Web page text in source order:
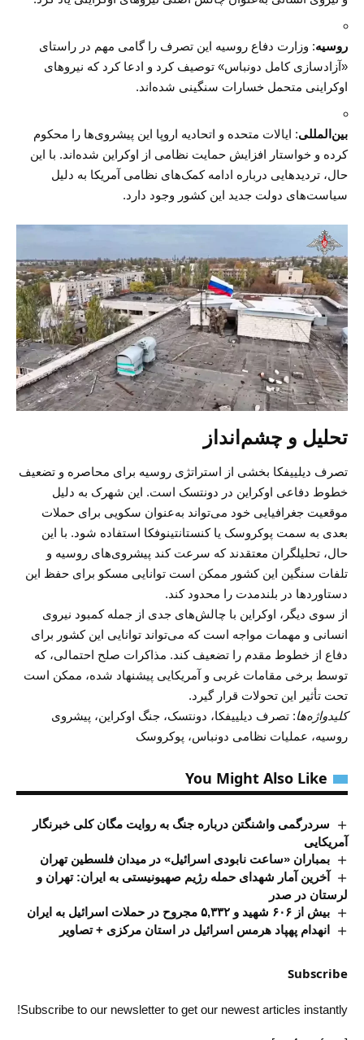
روسیه: وزارت دفاع روسیه این تصرف را گامی مهم در راستای
«آزادسازی کامل دونباس» توصیف کرد و ادعا کرد که نیروهای
اوکراینی متحمل خسارات سنگینی شده‌اند.
بین‌المللی: ایالات متحده و اتحادیه اروپا این پیشروی‌ها را محکوم
کرده و خواستار افزایش حمایت نظامی از اوکراین شده‌اند. با این
حال، تردیدهایی درباره ادامه کمک‌های نظامی آمریکا به دلیل
سیاست‌های دولت جدید این کشور وجود دارد.
تحلیل و چشم‌انداز
تصرف دیلییفکا بخشی از استراتژی روسیه برای محاصره و تضعیف
خطوط دفاعی اوکراین در دونتسک است. این شهرک به دلیل
موقعیت جغرافیایی خود می‌تواند به‌عنوان سکویی برای حملات
بعدی به سمت پوکروسک یا کنستانتینوفکا استفاده شود. با این
حال، تحلیلگران معتقدند که سرعت کند پیشروی‌های روسیه و
تلفات سنگین این کشور ممکن است توانایی مسکو برای حفظ این
دستاوردها در بلندمدت را محدود کند.
از سوی دیگر، اوکراین با چالش‌های جدی از جمله کمبود نیروی
انسانی و مهمات مواجه است که می‌تواند توانایی این کشور برای
دفاع از خطوط مقدم را تضعیف کند. مذاکرات صلح احتمالی، که
توسط برخی مقامات غربی و آمریکایی پیشنهاد شده، ممکن است
تحت تأثیر این تحولات قرار گیرد.
کلیدواژه‌ها: تصرف دیلییفکا، دونتسک، جنگ اوکراین، پیشروی
روسیه، عملیات نظامی دونباس، پوکروسک
You Might Also Like
سردرگمی واشنگتن درباره جنگ به روایت مگان کلی خبرنگار
آمریکایی
بمباران «ساعت نابودی اسرائیل» در میدان فلسطین تهران
آخرین آمار شهدای حمله رژیم صهیونیستی به ایران: تهران و
لرستان در صدر
بیش از ۶۰۶ شهید و ۵,۳۳۲ مجروح در حملات اسرائیل به ایران
انهدام پهپاد هرمس اسرائیل در استان مرکزی + تصاویر
Subscribe
Subscribe to our newsletter to get our newest articles instantly!